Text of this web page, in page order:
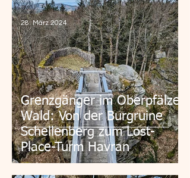
Grenzgänger im Oberpfälzer
Wald: Von der Burgruine
Schellenberg zum Lost-
Place-Turm Havran
28. März 2024